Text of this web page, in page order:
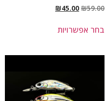
₪59.00
₪45.00
בחר אפשרויות